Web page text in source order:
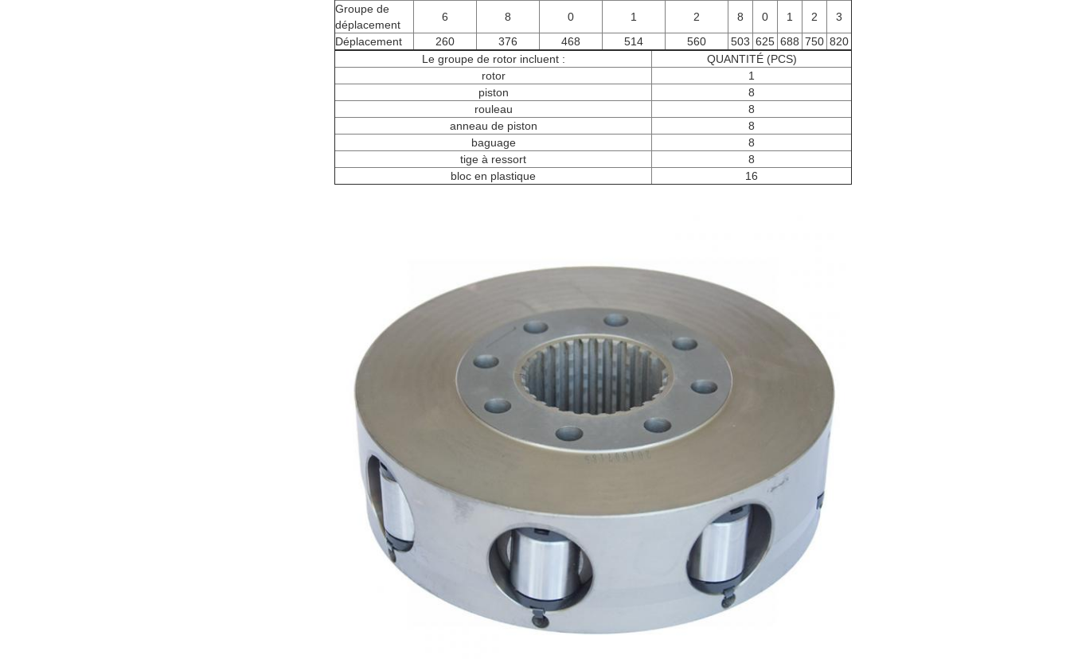
Groupe de
déplacement
6 8 0 1 2 8 0 1 2
3
Déplacement
260 376 468 514 560 503 625 688 750 820
Le groupe de rotor incluent :
QUANTITÉ (PCS)
rotor
1
piston
8
rouleau
8
anneau de piston
8
baguage
8
tige à ressort
8
bloc en plastique
16